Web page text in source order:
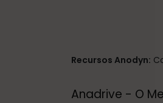
Recursos Anodyn:
Anadrive - O